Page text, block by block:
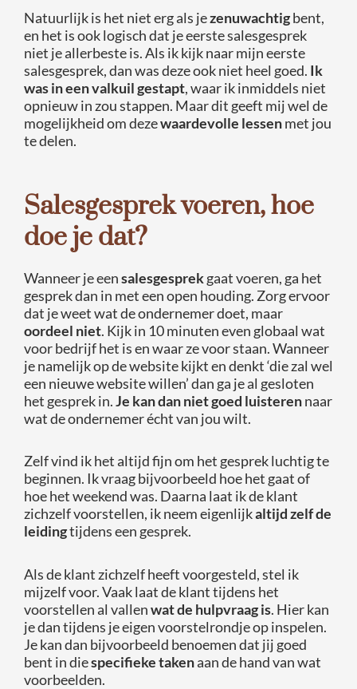
Natuurlijk is het niet erg als jezenuwachtigbent,
en het is ook logisch dat je eerste salesgesprek
niet je allerbeste is. Als ik kijk naar mijn eerste
salesgesprek, dan was deze ook niet heel goed. Ik
was in een valkuil gestapt, waar ik inmiddels niet
opnieuw in zou stappen. Maar dit geeft mij wel de
mogelijkheid om dezewaardevolle lessenmet jou
te delen.
Salesgesprek voeren, hoe
doe je dat?
Wanneer je eensalesgesprekgaat voeren, ga het
gesprek dan in met een open houding. Zorg ervoor
dat je weet wat de ondernemer doet, maar
oordeel niet. Kijk in 10 minuten even globaal wat
voor bedrijf het is en waar ze voor staan. Wanneer
je namelijk op de website kijkt en denkt ‘die zal wel
een nieuwe website willen’ dan ga je al gesloten
het gesprek in.Je kan dan niet goed luisterennaar
wat de ondernemer écht van jou wilt.
Zelf vind ik het altijd fijn om het gesprek luchtig te
beginnen. Ik vraag bijvoorbeeld hoe het gaat of
hoe het weekend was. Daarna laat ik de klant
zichzelf voorstellen, ik neem eigenlijkaltijd zelf de
leidingtijdens een gesprek.
Als de klant zichzelf heeft voorgesteld, stel ik
mijzelf voor. Vaak laat de klant tijdens het
voorstellen al vallenwat de hulpvraag is. Hier kan
je dan tijdens je eigen voorstelrondje op inspelen.
Je kan dan bijvoorbeeld benoemen dat jij goed
bent in diespecifieke takenaan de hand van wat
voorbeelden.